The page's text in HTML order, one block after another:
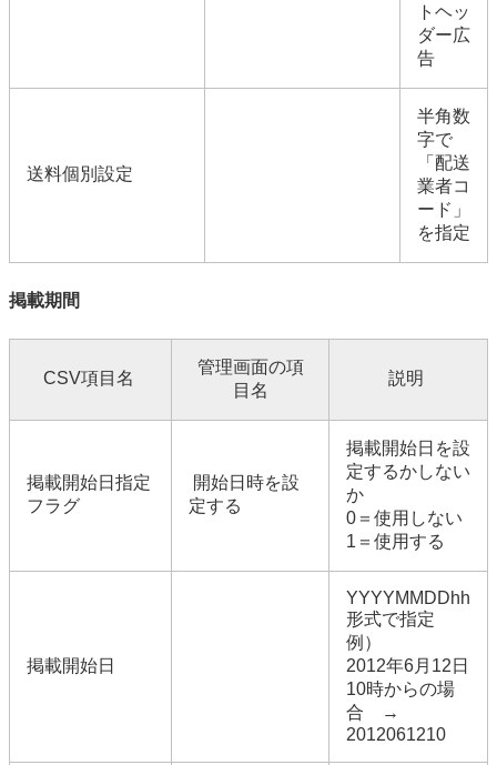
トヘッ
ダー広
告
送料個別設定
半角数
字で
「配送
業者コ
ード」
を指定
掲載期間
CSV項目名
管理画面の項
目名
説明
掲載開始日指定
フラグ
開始日時を設
定する
掲載開始日を設
定するかしない
か
0＝使用しない
1＝使用する
掲載開始日
YYYYMMDDhh
形式で指定
例）
2012年6月12日
10時からの場
合 →
2012061210